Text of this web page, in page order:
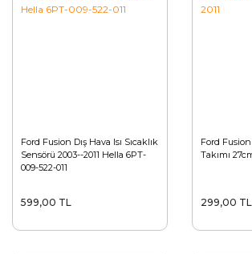
Ford Fusion Dış Hava Isı Sıcaklık
Sensörü 2003--2011 Hella 6PT-
009-522-011
599,00 TL
Ford
Takımı
299,00 TL